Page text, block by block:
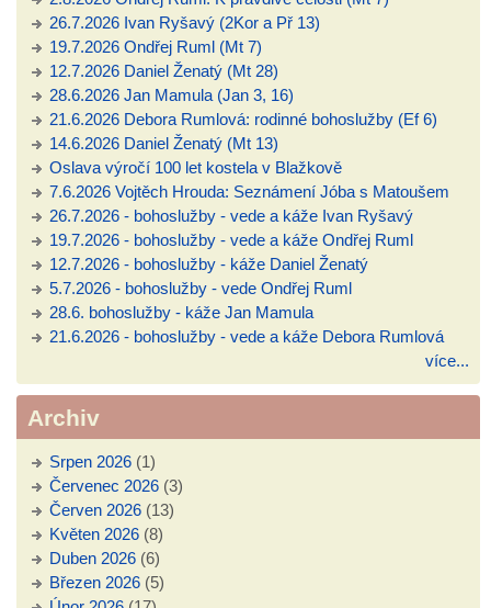
26.7.2026 Ivan Ryšavý (2Kor a Př 13)
19.7.2026 Ondřej Ruml (Mt 7)
12.7.2026 Daniel Ženatý (Mt 28)
28.6.2026 Jan Mamula (Jan 3, 16)
21.6.2026 Debora Rumlová: rodinné bohoslužby (Ef 6)
14.6.2026 Daniel Ženatý (Mt 13)
Oslava výročí 100 let kostela v Blažkově
7.6.2026 Vojtěch Hrouda: Seznámení Jóba s Matoušem
26.7.2026 - bohoslužby - vede a káže Ivan Ryšavý
19.7.2026 - bohoslužby - vede a káže Ondřej Ruml
12.7.2026 - bohoslužby - káže Daniel Ženatý
5.7.2026 - bohoslužby - vede Ondřej Ruml
28.6. bohoslužby - káže Jan Mamula
21.6.2026 - bohoslužby - vede a káže Debora Rumlová
více...
Archiv
Srpen 2026 (1)
Červenec 2026 (3)
Červen 2026 (13)
Květen 2026 (8)
Duben 2026 (6)
Březen 2026 (5)